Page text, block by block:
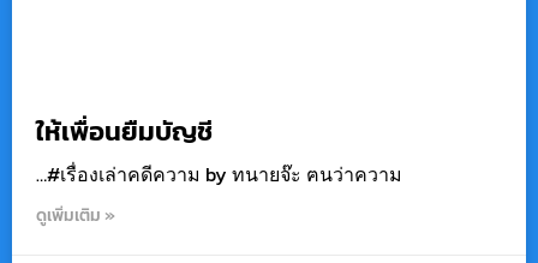
ให้เพื่อนยืมบัญชี
…#เรื่องเล่าคดีความ by ทนายจ๊ะ ฅนว่าความ
ดูเพิ่มเติม »